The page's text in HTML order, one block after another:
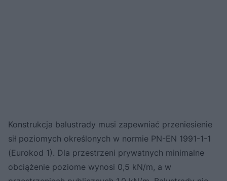
Konstrukcja balustrady musi zapewniać przeniesienie
sił poziomych określonych w normie PN-EN 1991-1-1
(Eurokod 1). Dla przestrzeni prywatnych minimalne
obciążenie poziome wynosi 0,5 kN/m, a w